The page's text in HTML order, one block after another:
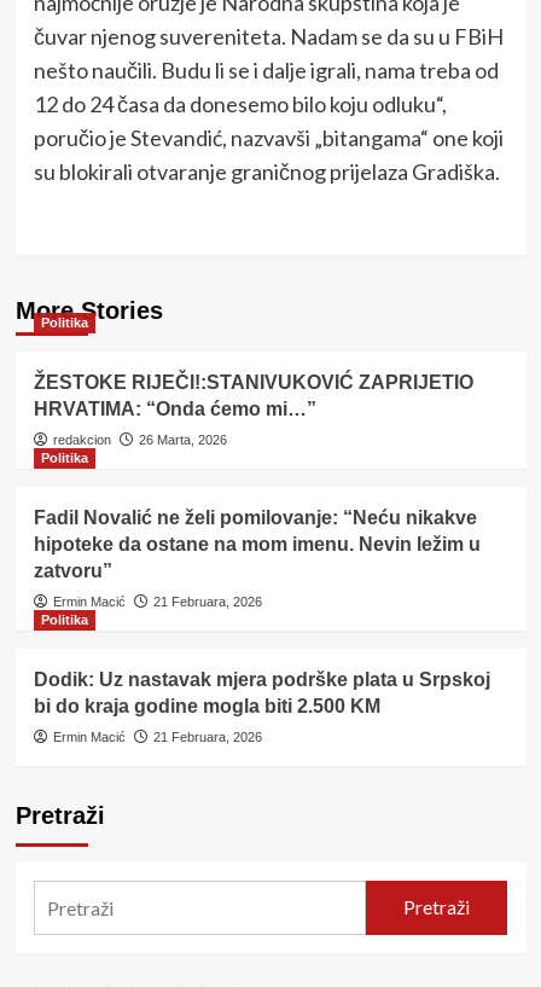
čuvar njenog suvereniteta. Nadam se da su u FBiH
nešto naučili. Budu li se i dalje igrali, nama treba od
12 do 24 časa da donesemo bilo koju odluku“,
poručio je Stevandić, nazvavši „bitangama“ one koji
su blokirali otvaranje graničnog prijelaza Gradiška.
More Stories
Politika
ŽESTOKE RIJEČI!:STANIVUKOVIĆ ZAPRIJETIO
HRVATIMA: “Onda ćemo mi…”
redakcion
26 Marta, 2026
Politika
Fadil Novalić ne želi pomilovanje: “Neću nikakve
hipoteke da ostane na mom imenu. Nevin ležim u
zatvoru”
Ermin Macić
21 Februara, 2026
Politika
Dodik: Uz nastavak mjera podrške plata u Srpskoj
bi do kraja godine mogla biti 2.500 KM
Ermin Macić 21 Februara, 2026
Pretraži
Pretraži